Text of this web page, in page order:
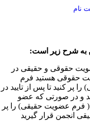
نام
شرح زیر است:
حقوقی و حقیقی در
حقوقی هستید فرم
کنید تا پس از تایید در
و در صورتی که عضو
عضویت حقیقی) را پر
انجمن قرار گیرید